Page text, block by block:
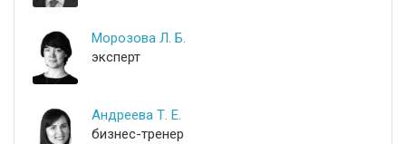
Морозова Л. Б.
эксперт
Андреева Т. Е.
бизнес-тренер